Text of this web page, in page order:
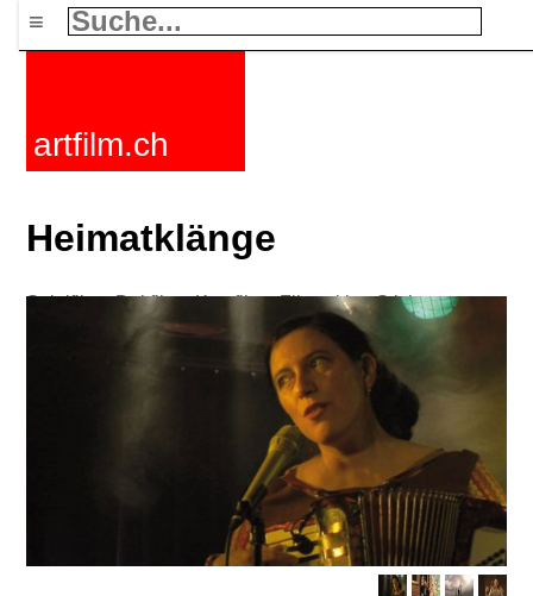
≡
artfilm.ch
Heimatklänge
Spielfilme Dokfilme Kurzfilme Filmzyklen Stichworte
F-Rated FAQ Kontakt Maillist
Warenkorb